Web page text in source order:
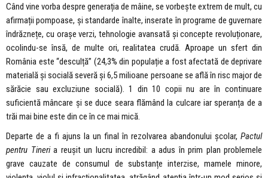
Când vine vorba despre generația de mâine, se vorbește extrem de mult, cu
afirmații pompoase, și standarde înalte, inserate în programe de guvernare
îndrăznețe, cu orașe verzi, tehnologie avansată și concepte revoluționare,
ocolindu-se însă, de multe ori, realitatea crudă. Aproape un sfert din
România este “desculță” (24,3% din populație a fost afectată de deprivare
materială și socială severă și 6,5 milioane persoane se află în risc major de
sărăcie sau excluziune socială). 1 din 10 copii nu are în continuare
suficientă mâncare și se duce seara flămând la culcare iar speranța de a
trăi mai bine este din ce în ce mai mică.
Departe de a fi ajuns la un final în rezolvarea abandonului școlar, Pactul
pentru Tineria reușit un lucru incredibil: a adus în prim plan problemele
grave cauzate de consumul de substanțe interzise, mamele minore,